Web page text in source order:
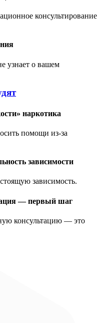
консультирование
узнает о вашем
наркотика
помощи из‑за
зависимости
зависимость.
— первый шаг
консультацию — это